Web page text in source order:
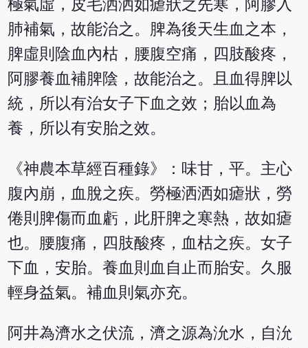
極氣虛，皮毛洒洒如瘧狀之先寒，阿膠入
肺補氣，故能治之。脾為後天生血之本，
脾虛則陰血內枯，腰腹空痛，四肢酸疼，
阿膠養血補脾陰，故能治之。且血得脾以
統，所以有治女子下血之效；胎以血為
養，所以有安胎之效。
《神農本草經百種錄》：味甘，平。主心
腹內崩，血脫之疾。勞極洒洒如瘧狀，勞
倦則脾傷而血虧，此肝脾之寒熱，故如瘧
也。腰腹痛，四肢酸疼，血枯之疾。女子
下血，安胎。養血則血自止而胎安。久服
輕身益氣。補血則氣亦充。
阿井為濟水之伏流，濟之源為沇水，自沇